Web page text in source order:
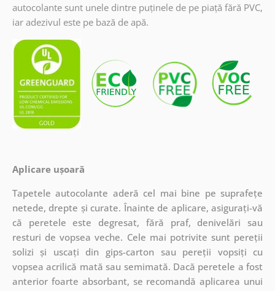
autocolante sunt unele dintre puținele de pe piață fără PVC,
iar adezivul este pe bază de apă.
Aplicare ușoară
Tapetele autocolante aderă cel mai bine pe suprafețe
netede, drepte și curate. Înainte de aplicare, asigurați-vă
că peretele este degresat, fără praf, denivelări sau
resturi de vopsea veche. Cele mai potrivite sunt pereții
solizi și uscați din gips-carton sau pereții vopsiți cu
vopsea acrilică mată sau semimată. Dacă peretele a fost
anterior foarte absorbant, se recomandă aplicarea unui